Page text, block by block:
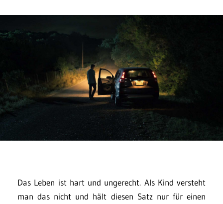
Das Leben ist hart und ungerecht. Als Kind versteht
man das nicht und hält diesen Satz nur für einen